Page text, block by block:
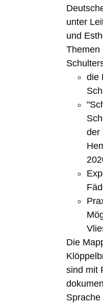
unter
und
Themen
die
der
Die
sind mit